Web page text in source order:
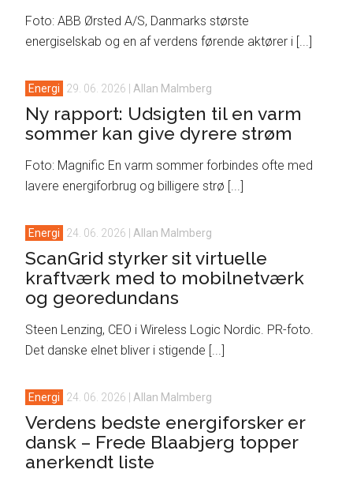
Foto: ABB Ørsted A/S, Danmarks største
energiselskab og en af verdens førende aktører i [...]
Energi 29. 06. 2026 Allan Malmberg
Ny rapport: Udsigten til en varm
sommer kan give dyrere strøm
Foto: Magnific En varm sommer forbindes ofte med
lavere energiforbrug og billigere strø [...]
Energi 24. 06. 2026 Allan Malmberg
ScanGrid styrker sit virtuelle
kraftværk med to mobilnetværk
og georedundans
Steen Lenzing, CEO i Wireless Logic Nordic. PR-foto.
Det danske elnet bliver i stigende [...]
Energi 24. 06. 2026 Allan Malmberg
Verdens bedste energiforsker er
dansk – Frede Blaabjerg topper
anerkendt liste